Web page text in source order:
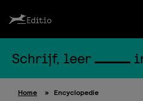
Leesrapport/
Schrijf, leer
Home » Encyclopedie